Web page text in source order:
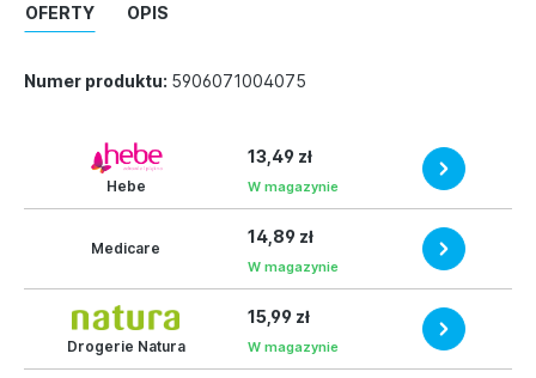
OFERTY OPIS
Numer produktu: 5906071004075
Hebe
13,49 zł
W magazynie
Medicare
14,89 zł
W magazynie
Drogerie Natura
15,99 zł
W magazynie